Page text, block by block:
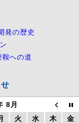
発の歴史
への道
8月
火 水 木 金